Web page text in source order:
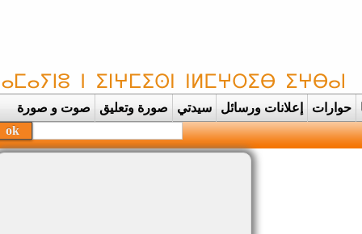
حوارات إعلانات ورسائل سيدتي صورة وتعليق صوت و صورة
بحفظة القر |